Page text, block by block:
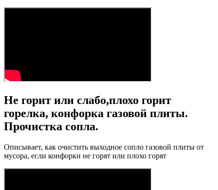
Не горит или слабо,плохо горит
горелка, конфорка газовой плиты.
Прочистка сопла.
Описывает, как очистить выходное сопло газовой плиты от
мусора, если конфорки не горят или плохо горят